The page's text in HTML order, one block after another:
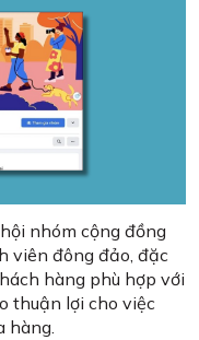
nhóm cộng đồng
viên đông đảo, đặc
hàng phù hợp với
thuận lợi cho việc
hàng.